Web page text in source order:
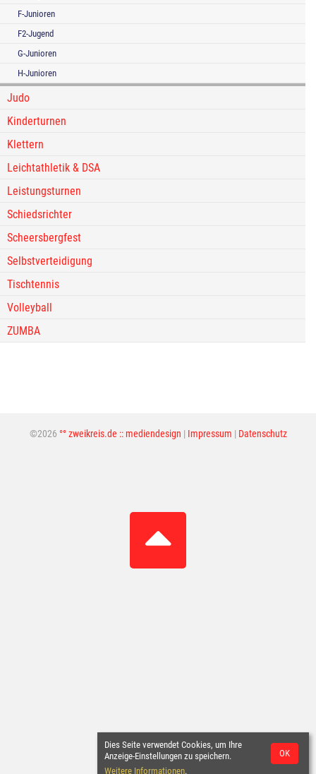
F-Junioren
F2-Jugend
G-Junioren
H-Junioren
Judo
Kinderturnen
Klettern
Leichtathletik & DSA
Leistungsturnen
Schiedsrichter
Scheersbergfest
Selbstverteidigung
Tischtennis
Volleyball
ZUMBA
©2026 °° zweikreis.de :: mediendesign | Impressum | Datenschutz
Dies Seite verwendet Cookies, um Ihre
Anzeige-Einstellungen zu speichern.
Weitere Informationen.
OK